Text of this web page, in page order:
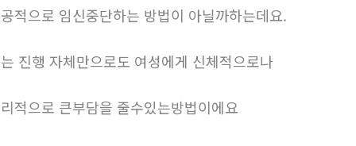
적으로 임신중단하는 방법이 아닐까하는데요.
진행 자체만으로도 여성에게 신체적으로나
적으로 큰부담을 줄수있는방법이에요